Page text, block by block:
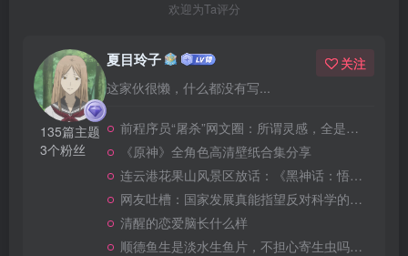
欢迎为Ta评分
135篇主题
3个粉丝
夏目玲子
这家伙很懒，什么都没有写...
关注
前程序员“屠杀”网文圈：所谓灵感，全是骗鬼的
《原神》全角色高清壁纸合集分享
连云港花果山风景区放话：《黑神话：悟空》通关者可免费获门票
网友吐槽：国家发展真能指望反对科学的群体说的那样不靠科学靠神棍吗
清醒的恋爱脑长什么样
顺德鱼生是淡水生鱼片，不担心寄生虫吗？网友：大数据不会骗人！